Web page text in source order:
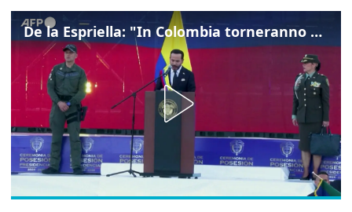
De la Espriella: "In Colombia torneranno ordine, autorità e libertà"